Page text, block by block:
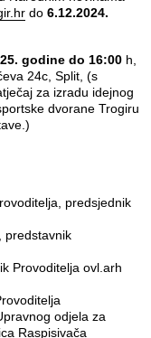
do 6.12.2024.
godine do 16:00h,
24c, Split, (s
za izradu idejnog
dvorane Trogiru
predsjednik
predstavnik
Provoditelja ovl.arh
odjela za
Raspisivača